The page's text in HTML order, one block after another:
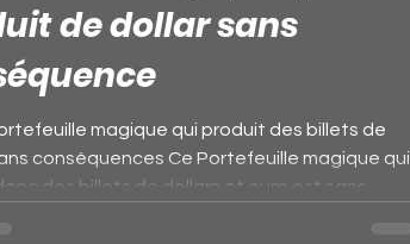
de dollar sans
magique qui produit des billets de
conséquences Ce Portefeuille magique qui
des billets de dollars et euro est sans